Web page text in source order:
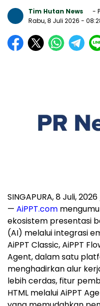
Tim Hutan News
-
Rabu, 8 Juli 2026 -
SINGAPURA,8 Juli, 2026
— AiPPT.com
ekosistem presentasi
(AI) melalui integrasi
AiPPT Classic, AiPPT
Agent, dalam satu
menghadirkan alur
lebih cerdas, fitur
HTML melalui AiPPT